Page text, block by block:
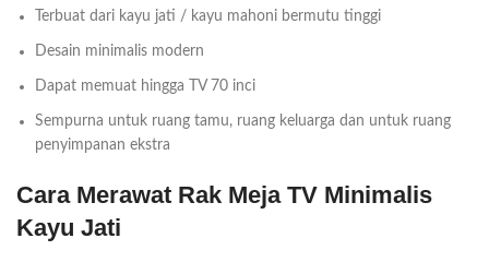
Terbuat dari kayu jati / kayu mahoni bermutu tinggi
Desain minimalis modern
Dapat memuat hingga TV 70 inci
Sempurna untuk ruang tamu, ruang keluarga dan untuk ruang
penyimpanan ekstra
Cara Merawat Rak Meja TV Minimalis
Kayu Jati